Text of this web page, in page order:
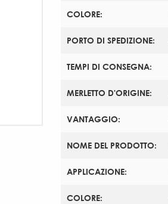
COLORE:
PORTO DI SPEDIZIONE:
TEMPI DI CONSEGNA:
MERLETTO D'ORIGINE:
VANTAGGIO:
NOME DEL PRODOTTO:
APPLICAZIONE:
COLORE: